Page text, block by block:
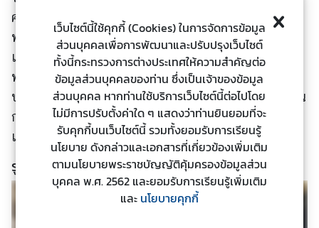
ความสัมพันธ์ระหว่างกัน โดยเฉพาะด้านการส่งเสริมการ
ท่องเที่ยวที่มีความต้องการของนักท่องเที่ยวชาวคีร์กีซไป
เยือนประเทศไทยจำนวนไม่น้อย ซึ่งสถานเอกอัครราช
ทูตฯ จะผลักดันเรื่องการเปิดเที่ยวบินตรงไปสู่
ประเทศไทย และการหาทางช่วยผ่อนคลายมาตรการด้าน
การตรวจลงตรา ที่เชื่อว่าจะช่วยเพิ่มความต้องการท่อง
เที่ยวไทยมากยิ่งขึ้น
รูปภาพประกอบ
เว็บไซต์นี้ใช้คุกกี้ (Cookies) ในการจัดการข้อมูล
ส่วนบุคคลเพื่อการพัฒนาและปรับปรุงเว็บไซต์
ทั้งนี้กระทรวงการต่างประเทศให้ความสำคัญต่อ
ข้อมูลส่วนบุคคลของท่าน ซึ่งเป็นเจ้าของข้อมูล
ส่วนบุคคล หากท่านใช้บริการเว็บไซต์นี้ต่อไปโดย
ไม่มีการปรับตั้งค่าใด ๆ แสดงว่าท่านยินยอมที่จะ
รับคุกกี้บนเว็บไซต์นี้ รวมทั้งยอมรับการเรียนรู้
นโยบาย ดังกล่าวและเอกสารที่เกี่ยวข้องเพิ่มเติม
ตามนโยบายพระราชบัญญัติคุ้มครองข้อมูลส่วน
บุคคล พ.ศ. 2562 และยอมรับการเรียนรู้เพิ่มเติม
และ นโยบายคุกกี้